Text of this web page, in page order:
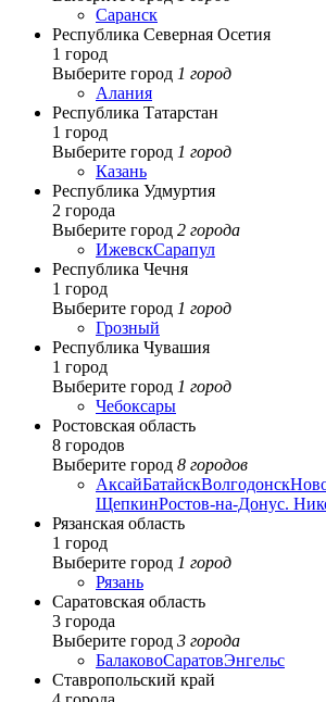
Саранск
Республика Северная Осетия
1 город
Выберите город 1 город
Алания
Республика Татарстан
1 город
Выберите город 1 город
Казань
Республика Удмуртия
2 города
Выберите город 2 города
ИжевскСарапул
Республика Чечня
1 город
Выберите город 1 город
Грозный
Республика Чувашия
1 город
Выберите город 1 город
Чебоксары
Ростовская область
8 городов
Выберите город 8 городов
АксайБатайскВолгодонск
ЩепкинРостов-на-Донус.
Рязанская область
1 город
Выберите город 1 город
Рязань
Саратовская область
3 города
Выберите город 3 города
БалаковоСаратовЭнгельс
Ставропольский край